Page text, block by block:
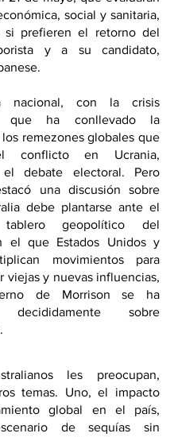
social y sanitaria,
si prefieren el retorno del
y a su candidato,
nacional, con la crisis
que ha conllevado la
remezones globales que
conflicto en Ucrania,
el debate electoral. Pero
una discusión sobre
debe plantarse ante el
tablero geopolítico del
el que Estados Unidos y
movimientos para
viejas y nuevas influencias,
de Morrison se ha
decididamente sobre
les preocupan,
temas. Uno, el impacto
global en el país,
de sequías sin